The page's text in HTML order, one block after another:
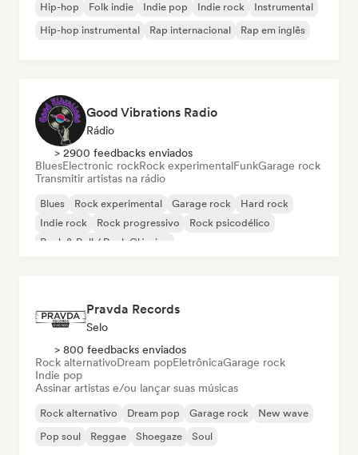
Hip-hop Folk indie Indie pop Indie rock
Instrumental
Hip-hop instrumental
Rap internacional Rap em inglês
Good Vibrations Radio
Rádio
> 2900 feedbacks enviados
BluesElectronic rockRock experimentalFunkGarage rock
Transmitir artistas na rádio
Blues Rock experimental Garage rock
Hard rock
Indie rock
Rock progressivo
Rock psicodélico
Rock & Roll / Rock Clássico
Pravda Records
Selo
> 800 feedbacks enviados
Rock alternativoDream popEletrônicaGarage rock
Indie pop
Assinar artistas e/ou lançar suas músicas
Rock alternativo Dream pop Garage rock
New wave
Pop soul
Reggae Shoegaze Soul